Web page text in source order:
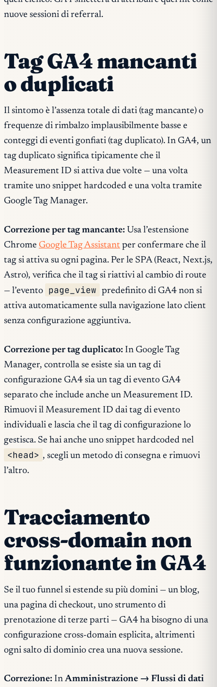
nuove sessioni di referral.
Tag GA4 mancanti
o duplicati
Il sintomo è l’assenza totale di dati (tag mancante) o
frequenze di rimbalzo implausibilmente basse e
conteggi di eventi gonfiati (tag duplicato). In GA4, un
tag duplicato significa tipicamente che il
Measurement ID si attiva due volte — una volta
tramite uno snippet hardcoded e una volta tramite
Google Tag Manager.
Correzione per tag mancante: Usa l’estensione
Chrome Google Tag Assistant per confermare che il
tag si attiva su ogni pagina. Per le SPA (React, Next.js,
Astro), verifica che il tag si riattivi al cambio di route
— l’evento
page_view
predefinito di GA4 non si
attiva automaticamente sulla navigazione lato client
senza configurazione aggiuntiva.
Correzione per tag duplicato: In Google Tag
Manager, controlla se esiste sia un tag di
configurazione GA4 sia un tag di evento GA4
separato che include anche un Measurement ID.
Rimuovi il Measurement ID dai tag di evento
individuali e lascia che il tag di configurazione lo
gestisca. Se hai anche uno snippet hardcoded nel
<head> , scegli un metodo di consegna e rimuovi
l’altro.
Tracciamento
cross-domain non
funzionante in GA4
Se il tuo funnel si estende su più domini — un blog,
una pagina di checkout, uno strumento di
prenotazione di terze parti — GA4 ha bisogno di una
configurazione cross-domain esplicita, altrimenti
ogni salto di dominio crea una nuova sessione.
Correzione: In Amministrazione → Flussi di dati